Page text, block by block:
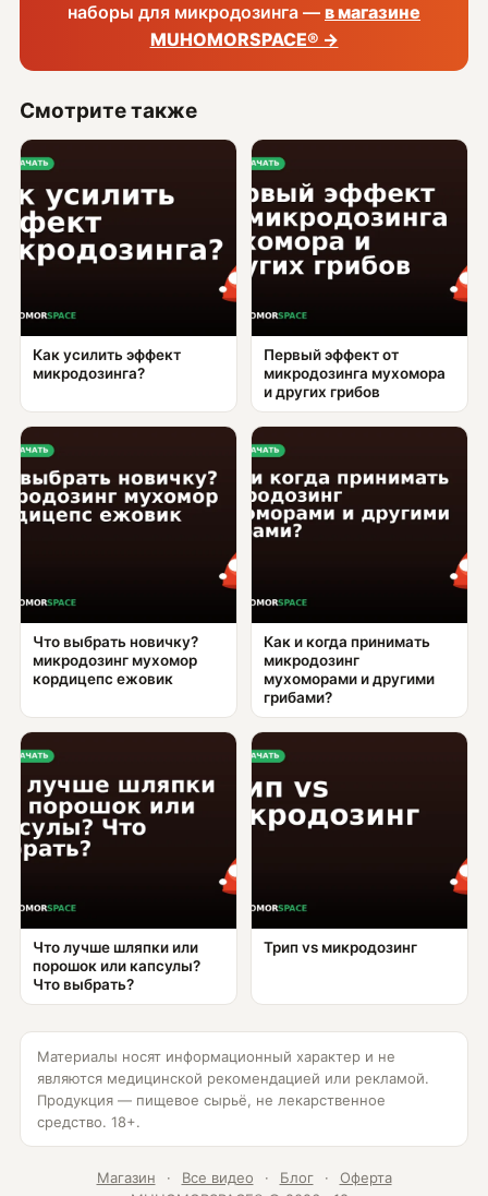
наборы для микродозинга — в магазине
MUHOMORSPACE® →
Смотрите также
Как усилить эффект
микродозинга?
Первый эффект от
микродозинга мухомора
и других грибов
Что выбрать новичку?
микродозинг мухомор
кордицепс ежовик
Как и когда принимать
микродозинг
мухоморами и другими
грибами?
Что лучше шляпки или
порошок или капсулы?
Что выбрать?
Трип vs микродозинг
Материалы носят информационный характер и не
являются медицинской рекомендацией или рекламой.
Продукция — пищевое сырьё, не лекарственное
средство. 18+.
Магазин · Все видео · Блог ·
Оферта